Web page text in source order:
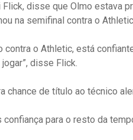
disse que Olmo estava
na semifinal contra o
contra o Athletic, está
disse Flick.
chance de título ao técnico
para o resto da